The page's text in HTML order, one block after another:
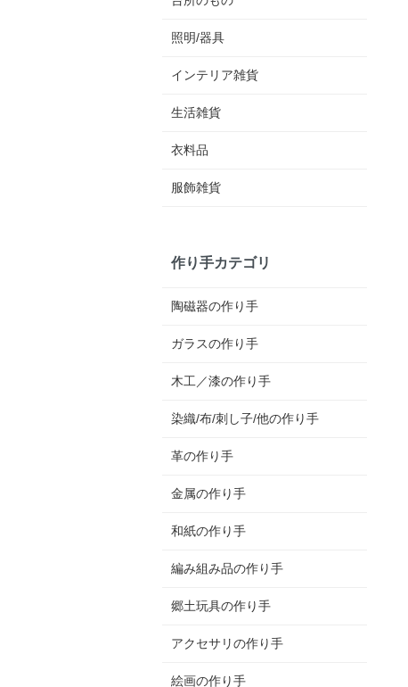
照明/器具
インテリア雑貨
生活雑貨
衣料品
服飾雑貨
作り手カテゴリ
陶磁器の作り手
ガラスの作り手
木工／漆の作り手
染織/布/刺し子/他の作り手
革の作り手
金属の作り手
和紙の作り手
編み組み品の作り手
郷土玩具の作り手
アクセサリの作り手
絵画の作り手